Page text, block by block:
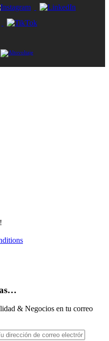
electrónico
electrónico
& Negocios en tu correo